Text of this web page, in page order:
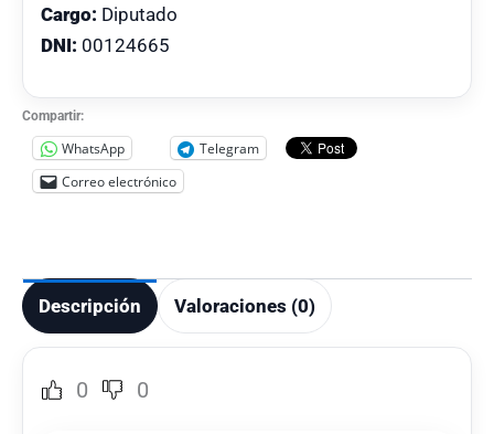
Cargo: Diputado
DNI: 00124665
Compartir:
WhatsApp
Telegram
Correo electrónico
Descripción Valoraciones (0)
0 0